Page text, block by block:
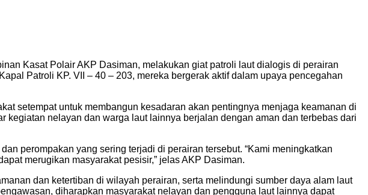
Kasat Polair AKP Dasiman, melakukan giat patroli laut dialogis di perairan
Patroli KP. VII – 40 – 203, mereka bergerak aktif dalam upaya pencegahan
setempat untuk membangun kesadaran akan pentingnya menjaga keamanan di
nelayan dan warga laut lainnya berjalan dengan aman dan terbebas dari
perompakan yang sering terjadi di perairan tersebut. “Kami meningkatkan
merugikan masyarakat pesisir,” jelas AKP Dasiman.
dan ketertiban di wilayah perairan, serta melindungi sumber daya alam laut
diharapkan masyarakat nelayan dan pengguna laut lainnya dapat